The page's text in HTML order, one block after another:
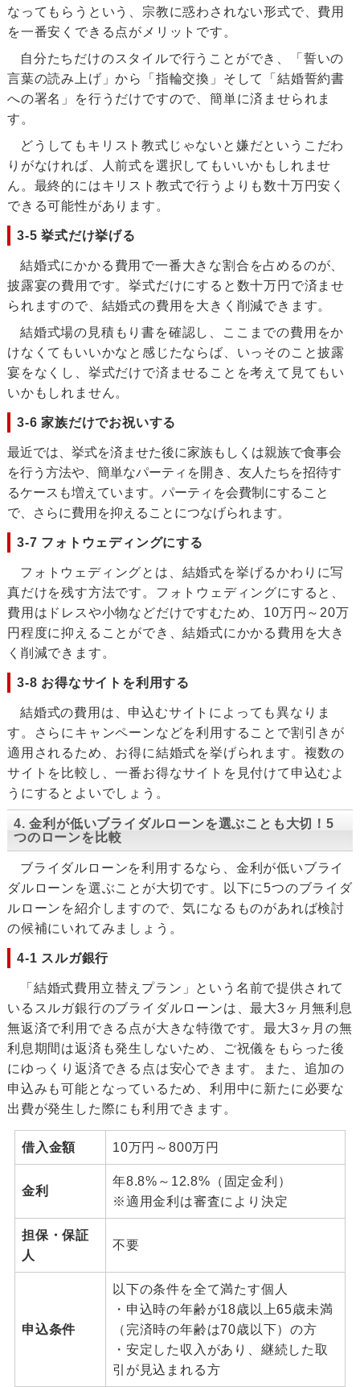
なってもらうという、宗教に惑わされない形式で、費用
を一番安くできる点がメリットです。
自分たちだけのスタイルで行うことができ、「誓いの
言葉の読み上げ」から「指輪交換」そして「結婚誓約書
への署名」を行うだけですので、簡単に済ませられま
す。
どうしてもキリスト教式じゃないと嫌だというこだわ
りがなければ、人前式を選択してもいいかもしれませ
ん。最終的にはキリスト教式で行うよりも数十万円安く
できる可能性があります。
3-5 挙式だけ挙げる
結婚式にかかる費用で一番大きな割合を占めるのが、
披露宴の費用です。挙式だけにすると数十万円で済ませ
られますので、結婚式の費用を大きく削減できます。
結婚式場の見積もり書を確認し、ここまでの費用をか
けなくてもいいかなと感じたならば、いっそのこと披露
宴をなくし、挙式だけで済ませることを考えて見てもい
いかもしれません。
3-6 家族だけでお祝いする
最近では、挙式を済ませた後に家族もしくは親族で食事会
を行う方法や、簡単なパーティを開き、友人たちを招待す
るケースも増えています。パーティを会費制にすること
で、さらに費用を抑えることにつなげられます。
3-7 フォトウェディングにする
フォトウェディングとは、結婚式を挙げるかわりに写
真だけを残す方法です。フォトウェディングにすると、
費用はドレスや小物などだけですむため、10万円～20万
円程度に抑えることができ、結婚式にかかる費用を大き
く削減できます。
3-8 お得なサイトを利用する
結婚式の費用は、申込むサイトによっても異なりま
す。さらにキャンペーンなどを利用することで割引きが
適用されるため、お得に結婚式を挙げられます。複数の
サイトを比較し、一番お得なサイトを見付けて申込むよ
うにするとよいでしょう。
4. 金利が低いブライダルローンを選ぶことも大切！5
つのローンを比較
ブライダルローンを利用するなら、金利が低いブライ
ダルローンを選ぶことが大切です。以下に5つのブライダ
ルローンを紹介しますので、気になるものがあれば検討
の候補にいれてみましょう。
4-1 スルガ銀行
「結婚式費用立替えプラン」という名前で提供されて
いるスルガ銀行のブライダルローンは、最大3ヶ月無利息
無返済で利用できる点が大きな特徴です。最大3ヶ月の無
利息期間は返済も発生しないため、ご祝儀をもらった後
にゆっくり返済できる点は安心できます。また、追加の
申込みも可能となっているため、利用中に新たに必要な
出費が発生した際にも利用できます。
借入金額 10万円～800万円
金利
年8.8%～12.8%（固定金利）
※適用金利は審査により決定
担保・保証
人
不要
申込条件
以下の条件を全て満たす個人
・申込時の年齢が18歳以上65歳未満
（完済時の年齢は70歳以下）の方
・安定した収入があり、継続した取
引が見込まれる方